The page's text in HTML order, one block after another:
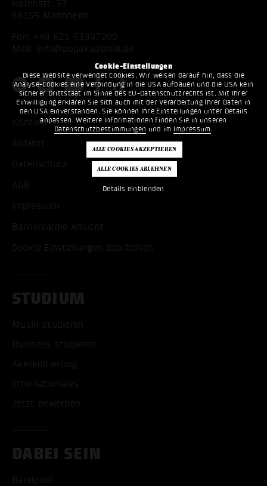
Cookie-Einstellungen
Diese Website verwendet Cookies. Wir weisen darauf hin, dass die
Analyse-Cookies eine Verbindung in die USA aufbauen und die USA kein
sicherer Drittstaat im Sinne des EU-Datenschutzrechts ist. Mit Ihrer
Einwilligung erklären Sie sich auch mit der Verarbeitung Ihrer Daten in
den USA einverstanden. Sie können Ihre Einstellungen unter Details
anpassen. Weitere Informationen finden Sie in unseren
Datenschutzbestimmungen und im Impressum .
Details einblenden
Hafenstr. 33
68159 Mannheim
Fon:
+49 621 53397200
Mail:
info@popakademie.de
Kontakt
Anfahrt
Datenschutz
AGB
Impressum
Barrierearme Ansicht
Cookie Einstellungen bearbeiten
STUDIUM
Musik studieren
Business studieren
Akkreditierung
Internationales
Jetzt bewerben
DABEI SEIN
Bandpool